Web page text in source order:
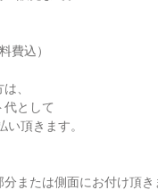
費込）
、
代として
頂きます。
または側面にお付け頂き